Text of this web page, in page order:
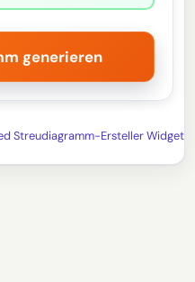
generieren
Streudiagramm-Ersteller Widget